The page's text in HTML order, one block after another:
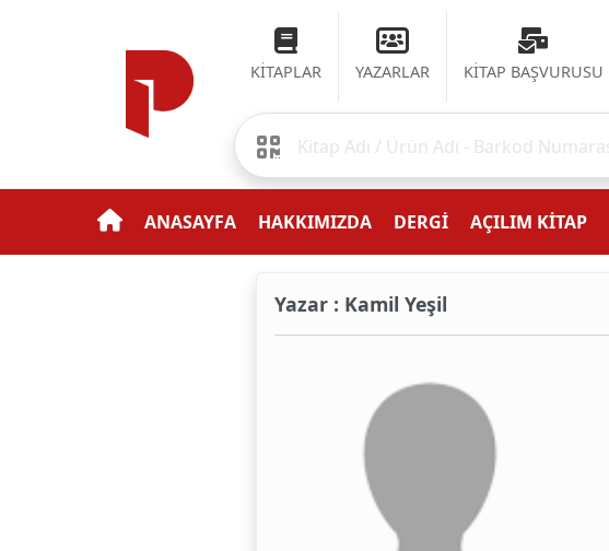
KİTAPLAR YAZARLAR KİTAP BAŞVURUSU
ANASAYFA HAKKIMIZDA DERGİ AÇILIM KİTAP
Yazar : Kamil Yeşil